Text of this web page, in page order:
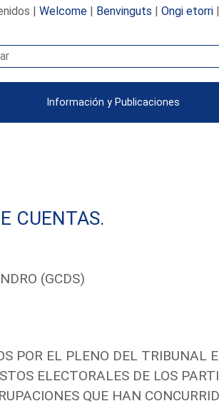
| Welcome| Benvinguts | Ongi etorri|
Información y Publicaciones
CUENTAS.
(GCDS)
POR EL PLENO DEL
ELECTORALES DE LOS
QUE HAN